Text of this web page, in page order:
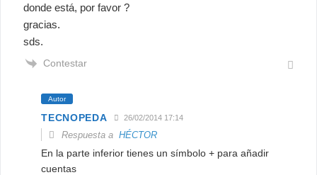
donde está, por favor ?
gracias.
sds.
Contestar
Autor
TECNOPEDA 26/02/2014 17:14
Respuesta aHÉCTOR
En la parte inferior tienes un símbolo + para añadir
cuentas